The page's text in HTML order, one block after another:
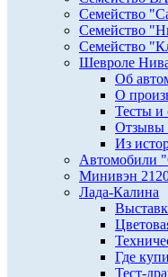
Семейство
Семейство
Семейство
Шевроле
Об
О
Тесты и
Отзывы
Из
Автомобили
Минивэн
Лада-Калина
Где
Тест-